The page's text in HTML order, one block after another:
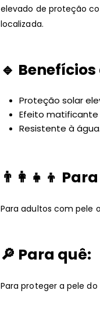
elevado de proteção
localizada.
🔹
Proteção solar
Efeito matificante
Resistente à água.
👨‍👩‍👧‍👦
Para adultos com pele
🔎 Para quê:
Para proteger a pele